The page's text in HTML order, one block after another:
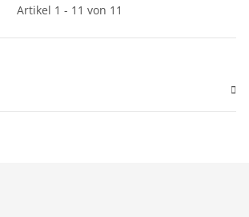
Artikel 1 - 11 von 11